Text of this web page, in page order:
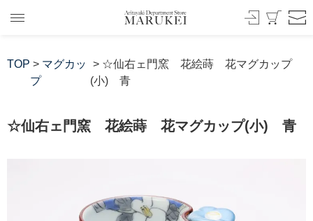
TOP > マグカッ
プ
> ☆仙右ェ門窯 花絵蒔 花マグカップ
(小) 青
☆仙右ェ門窯 花絵蒔 花マグカップ(小) 青